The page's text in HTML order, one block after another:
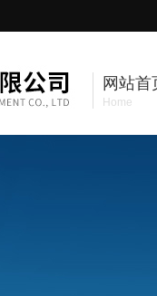
网站首
Home